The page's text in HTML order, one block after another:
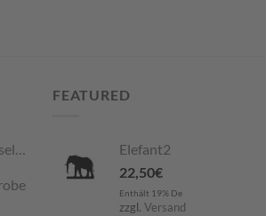
FEATURED
Elefant2
22,50€
Enthält 19% De
zzgl. Versand